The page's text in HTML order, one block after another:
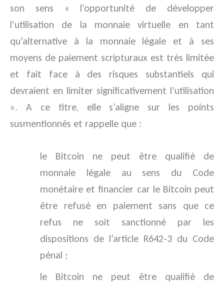
son sens « l’opportunité de développer
l’utilisation de la monnaie virtuelle en tant
qu’alternative à la monnaie légale et à ses
moyens de paiement scripturaux est très limitée
et fait face à des risques substantiels qui
devraient en limiter significativement l’utilisation
». A ce titre, elle s’aligne sur les points
susmentionnés et rappelle que :
le Bitcoin ne peut être qualifié de
monnaie légale au sens du Code
monétaire et financier car le Bitcoin peut
être refusé en paiement sans que ce
refus ne soit sanctionné par les
dispositions de l’article R642-3 du Code
pénal ;
le Bitcoin ne peut être qualifié de